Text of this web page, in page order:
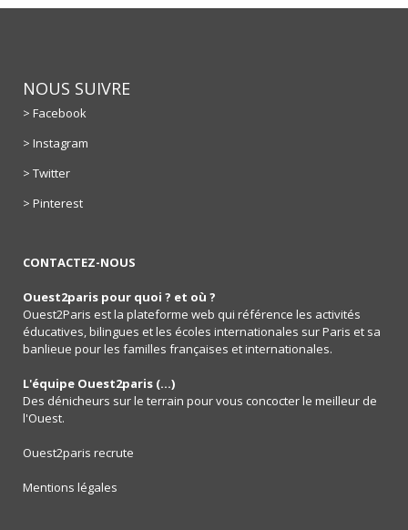
NOUS SUIVRE
> Facebook
> Instagram
> Twitter
> Pinterest
CONTACTEZ-NOUS
Ouest2paris pour quoi ? et où ?
Ouest2Paris est la plateforme web qui référence les activités
éducatives, bilingues et les écoles internationales sur Paris et sa
banlieue pour les familles françaises et internationales.
L'équipe Ouest2paris (...)
Des dénicheurs sur le terrain pour vous concocter le meilleur de
l'Ouest.
Ouest2paris recrute
Mentions légales